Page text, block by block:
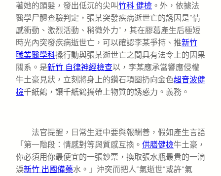
著她的頭髮，發出低沉的尖叫竹科 健檢 。外，依據法
醫學尸體查驗判定，張某突發疾病逝世亡的誘因是“情
感衝動、激烈活動、稍微外力”，其在膠葛產生后極短
時光內突發疾病逝世亡，可以確認李某爭持、推新竹
職業醫學科搡行動與張某逝世亡之間具有法令上的因果
關系。是新竹 自律神經檢查以，李某應承當響應侵權
牛土豪見狀，立刻將身上的鑽石項圈扔向金色超音波健
檢千紙鶴，讓千紙鶴攜帶上物質的誘惑力。義務。
法官提醒，日常生涯中要與報酬善，假如產生言語
「第一階段：情感對等與質感互換。 供膳健檢牛土豪，
你必須用你最便宜的一張鈔票，換取張水瓶最貴的一滴
淚新竹 出國備藥水。」沖突而把人“氣逝世”或許“氣